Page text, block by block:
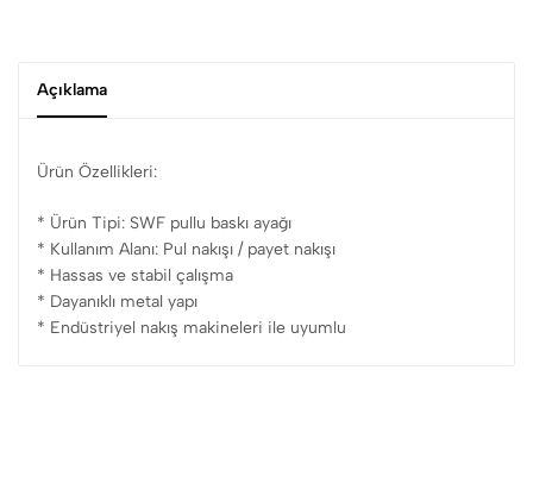
Açıklama
Ürün Özellikleri:
* Ürün Tipi: SWF pullu baskı ayağı
* Kullanım Alanı: Pul nakışı / payet nakışı
* Hassas ve stabil çalışma
* Dayanıklı metal yapı
* Endüstriyel nakış makineleri ile uyumlu